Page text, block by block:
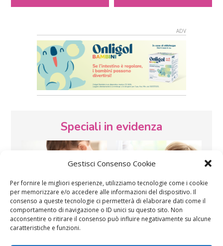
Gestisci Consenso Cookie
Per fornire le migliori esperienze, utilizziamo tecnologie come i cookie
per memorizzare e/o accedere alle informazioni del dispositivo. Il
consenso a queste tecnologie ci permetterà di elaborare dati come il
comportamento di navigazione o ID unici su questo sito. Non
acconsentire o ritirare il consenso può influire negativamente su alcune
caratteristiche e funzioni.
Speciali in evidenza
Vaccini SOS Pediatra